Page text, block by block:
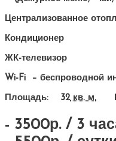
Централизованное
Кондиционер
ЖК-телевизор
Wi-Fi – беспроводной
Площадь: 32кв. м.
- 3500р. / 3